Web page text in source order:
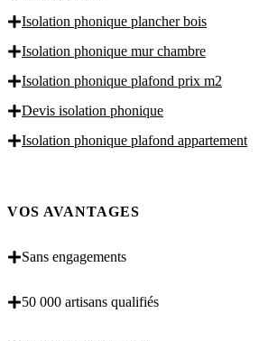
Isolation phonique plancher bois
Isolation phonique mur chambre
Isolation phonique plafond prix m2
Devis isolation phonique
Isolation phonique plafond appartement
VOS AVANTAGES
Sans engagements
50 000 artisans qualifiés